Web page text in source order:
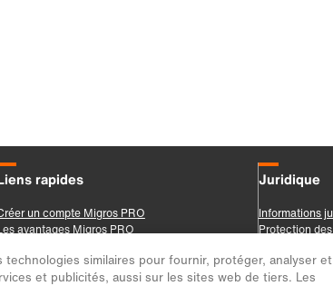
similaires pour fournir, protéger, analyser et
et publicités, aussi sur les sites web de tiers. Les